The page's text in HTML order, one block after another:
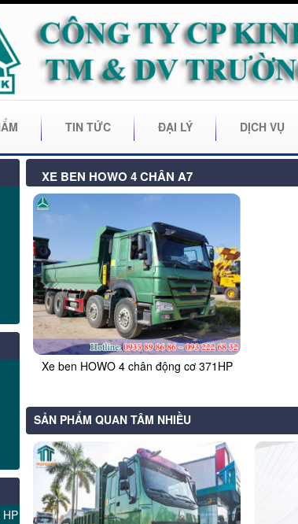
TIN TỨC ĐẠI LÝ DỊCH VỤ
XE BEN HOWO 4 CHÂN A7
Xe ben HOWO 4 chân động cơ 371HP
SẢN PHẨM QUAN TÂM NHIỀU